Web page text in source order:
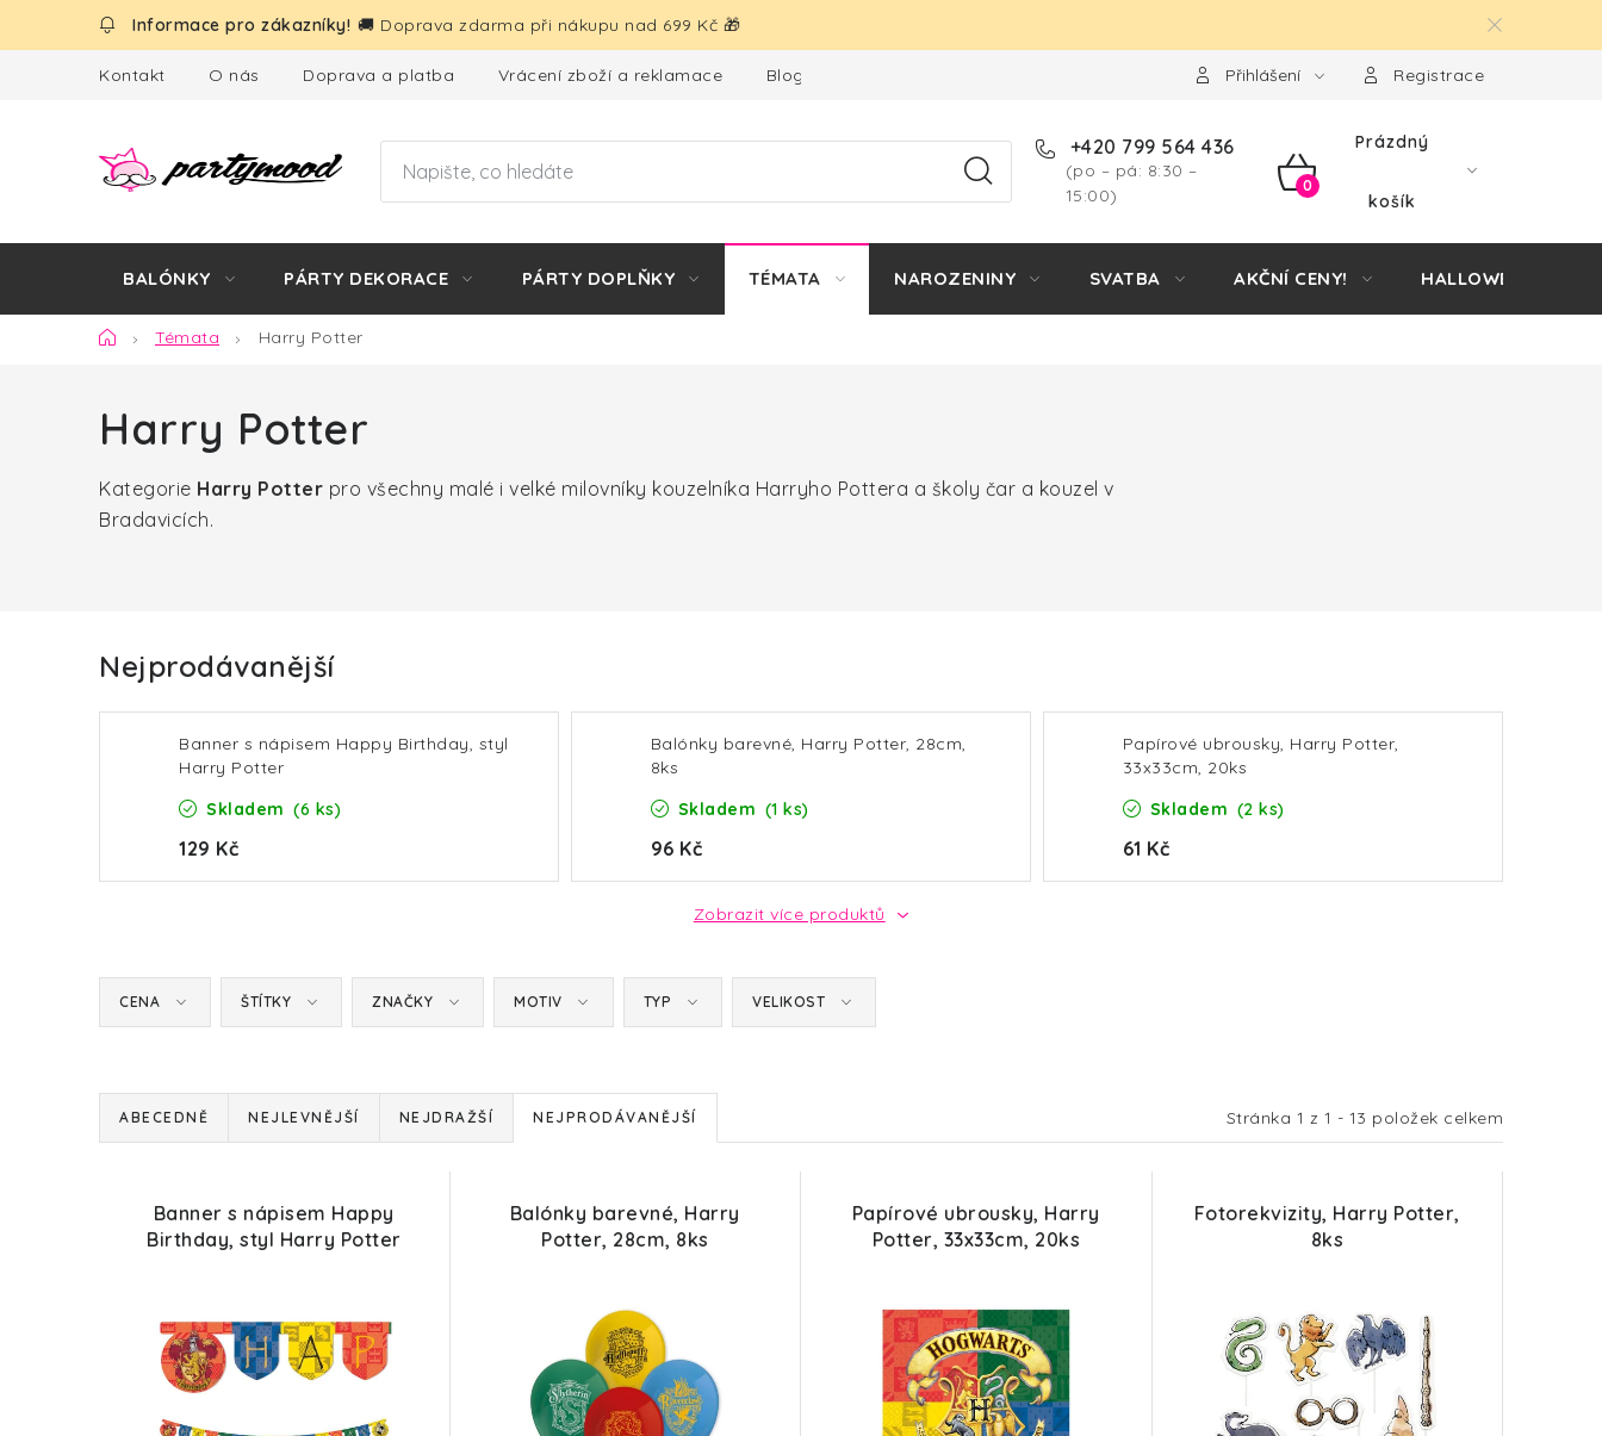
🚚 Doprava zdarma při nákupu nad 699 Kč 🎁
Kontakt O nás Doprava a platba Vrácení zboží a reklamace Blog Přihlášení Registrace
+420 799 564 436
(po – pá: 8:30 –
15:00)
NÁKUPNÍ
Prázdný
košík
BALÓNKY PÁRTY DEKORACE PÁRTY DOPLŇKY TÉMATA NAROZENINY SVATBA AKČNÍ CENY! HALLOWEEN
DomůTémata Harry Potter
Harry Potter
Kategorie Harry Potter pro všechny malé i velké milovníky kouzelníka Harryho Pottera a školy čar a kouzel v
Bradavicích.
Nejprodávanější
Banner s nápisem Happy Birthday, styl
Harry Potter
Skladem (6 ks)
129 Kč
Balónky barevné, Harry Potter, 28cm,
8ks
Skladem (1 ks)
96 Kč
Papírové ubrousky, Harry Potter,
33x33cm, 20ks
Skladem (2 ks)
61 Kč
Zobrazit více produktů
CENA ŠTÍTKY ZNAČKY MOTIV TYP VELIKOST
Stránka 1 z 1 - 13 položek celkem
Ř
ABECEDNĚ NEJLEVNĚJŠÍ NEJDRAŽŠÍ NEJPRODÁVANĚJŠÍ
Banner s nápisem Happy
Birthday, styl Harry Potter
Balónky barevné, Harry
Potter, 28cm, 8ks
Papírové ubrousky, Harry
Potter, 33x33cm, 20ks
Fotorekvizity, Harry Potter,
8ks